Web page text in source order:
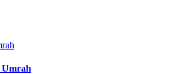
Umrah